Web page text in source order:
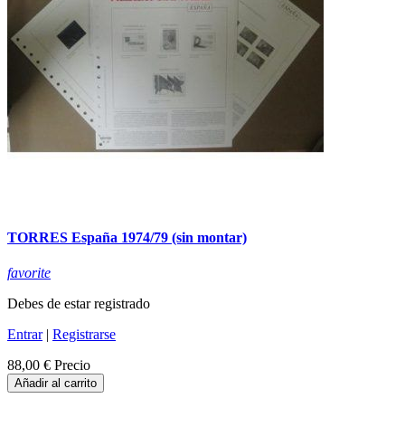
TORRES España 1974/79 (sin montar)
favorite
Debes de estar registrado
Entrar| Registrarse
88,00 € Precio
Añadir al carrito